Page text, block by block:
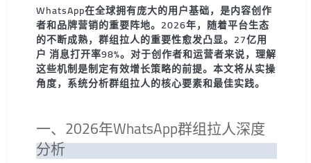
WhatsApp在全球拥有庞大的用户基础，是内容创作
者和品牌营销的重要阵地。2026年，随着平台生态
的不断成熟，群组拉人的重要性愈发凸显。27亿用
户 消息打开率98%。对于创作者和运营者来说，理解
这些机制是制定有效增长策略的前提。本文将从实操
角度，系统分析群组拉人的核心要素和最佳实践。
一、2026年WhatsApp群组拉人深度
分析